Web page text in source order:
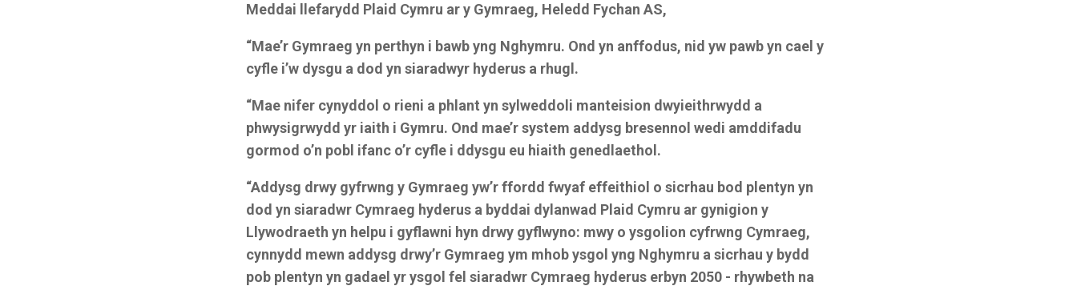
Meddai llefarydd Plaid Cymru ar y Gymraeg, Heledd Fychan AS,
“Mae’r Gymraeg yn perthyn i bawb yng Nghymru. Ond yn anffodus, nid yw pawb yn cael y
cyfle i’w dysgu a dod yn siaradwyr hyderus a rhugl.
“Mae nifer cynyddol o rieni a phlant yn sylweddoli manteision dwyieithrwydd a
phwysigrwydd yr iaith i Gymru. Ond mae’r system addysg bresennol wedi amddifadu
gormod o’n pobl ifanc o’r cyfle i ddysgu eu hiaith genedlaethol.
“Addysg drwy gyfrwng y Gymraeg yw’r ffordd fwyaf effeithiol o sicrhau bod plentyn yn
dod yn siaradwr Cymraeg hyderus a byddai dylanwad Plaid Cymru ar gynigion y
Llywodraeth yn helpu i gyflawni hyn drwy gyflwyno: mwy o ysgolion cyfrwng Cymraeg,
cynnydd mewn addysg drwy’r Gymraeg ym mhob ysgol yng Nghymru a sicrhau y bydd
pob plentyn yn gadael yr ysgol fel siaradwr Cymraeg hyderus erbyn 2050 - rhywbeth na